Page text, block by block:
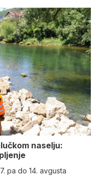
naselju:
pa do 14. avgusta